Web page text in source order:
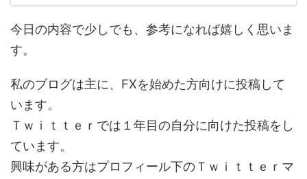
今日の内容で少しでも、参考になれば嬉しく思いま
す。
私のブログは主に、FXを始めた方向けに投稿して
います。
Ｔｗｉｔｔｅｒでは１年目の自分に向けた投稿をし
ています。
興味がある方はプロフィール下のＴｗｉｔｔｅｒマ